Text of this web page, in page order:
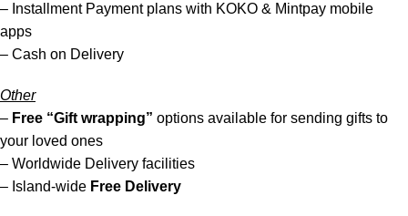
– Installment Payment plans with KOKO & Mintpay mobile
apps
– Cash on Delivery
Other
– Free “Gift wrapping” options available for sending gifts to
your loved ones
– Worldwide Delivery facilities
– Island-wide Free Delivery